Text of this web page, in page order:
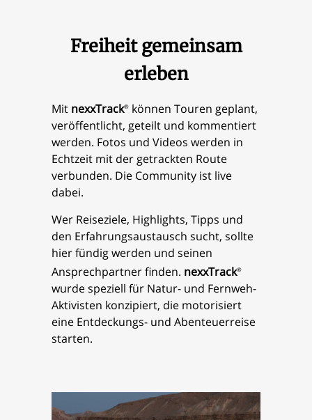
Freiheit gemeinsam
erleben
Mit nexxTrack® können Touren geplant,
veröffentlicht, geteilt und kommentiert
werden. Fotos und Videos werden in
Echtzeit mit der getrackten Route
verbunden. Die Community ist live
dabei.
Wer Reiseziele, Highlights, Tipps und
den Erfahrungsaustausch sucht, sollte
hier fündig werden und seinen
Ansprechpartner finden. nexxTrack®
wurde speziell für Natur- und Fernweh-
Aktivisten konzipiert, die motorisiert
eine Entdeckungs- und Abenteuerreise
starten.